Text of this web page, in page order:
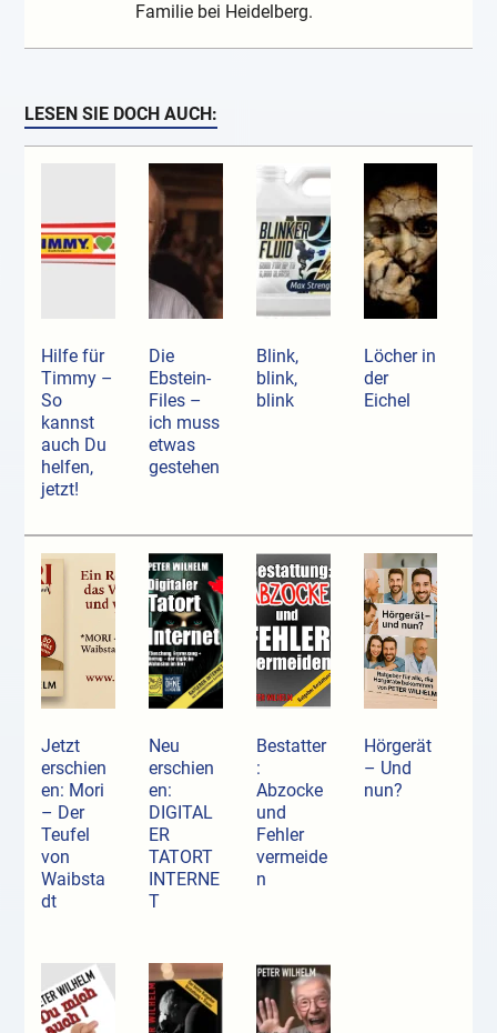
Familie bei Heidelberg.
LESEN SIE DOCH AUCH:
Hilfe für
Timmy –
So
kannst
auch Du
helfen,
jetzt!
Die
Ebstein-
Files –
ich muss
etwas
gestehen
Blink,
blink,
blink
Löcher in
der
Eichel
Jetzt
erschien
en: Mori
– Der
Teufel
von
Waibsta
dt
Neu
erschien
en:
DIGITAL
ER
TATORT
INTERNE
T
Bestatter
:
Abzocke
und
Fehler
vermeide
n
Hörgerät
– Und
nun?